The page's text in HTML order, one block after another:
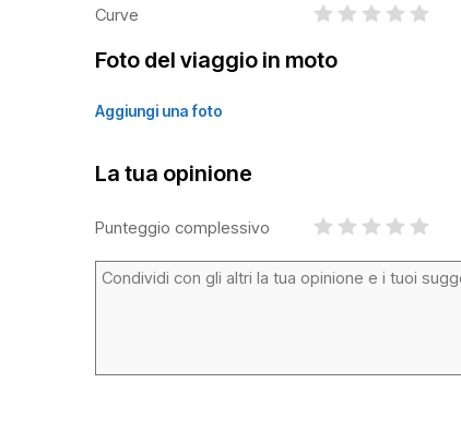
Curve
Foto del viaggio in moto
Aggiungi una foto
La tua opinione
Punteggio complessivo